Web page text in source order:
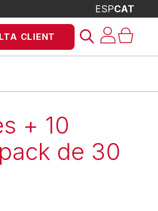
ESPCAT
Products
search
CLIENT
+ 10
de 30